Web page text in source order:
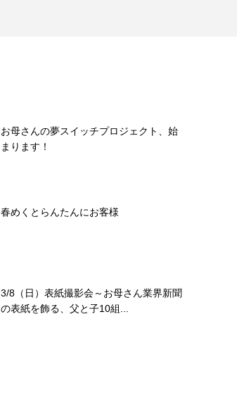
お母さんの夢スイッチプロジェクト、始
まります！
春めくとらんたんにお客様
3/8（日）表紙撮影会～お母さん業界新聞
の表紙を飾る、父と子10組...